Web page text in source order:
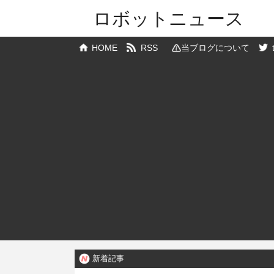
ロボットニュース
HOME RSS 当ブログについて
新着記事